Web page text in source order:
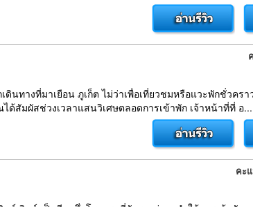
นทางที่มาเยือน ภูเก็ต ไม่ว่าเพื่อเที่ยวชมหรือแวะพักชั่วคร
สัมผัสช่วงเวลาแสนวิเศษตลอดการเข้าพัก เจ้าหน้าที่ที่ อ...
คะ